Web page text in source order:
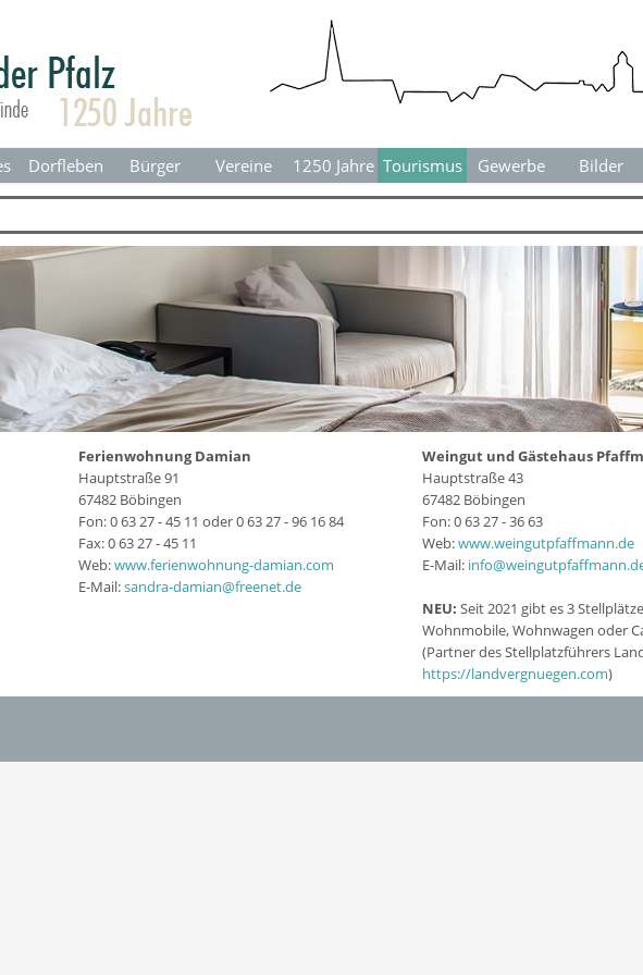
Menü überspringen
▼
Dorfleben ▼
Bürger ▼
Vereine ▼
1250 Jahre ▼
Tourismus ▼
Gewerbe Bilder
Weingut und Gästehaus
Hauptstraße 43
67482 Böbingen
Fon: 0 63 27 - 36 63
Web:www.weingutpfaffmann.de
E-Mail:
NEU: Seit 2021 gibt es 3
Wohnmobile, Wohnwagen oder
(Partner des Stellplatzführers
https://landvergnuegen.com)
Ferienwohnung Damian
Hauptstraße 91
67482 Böbingen
Fon: 0 63 27 - 45 11 oder 0 63 27 - 96 16 84
Fax: 0 63 27 - 45 11
Web:www.ferienwohnung-damian.com
E-Mail:sandra-damian@freenet.de